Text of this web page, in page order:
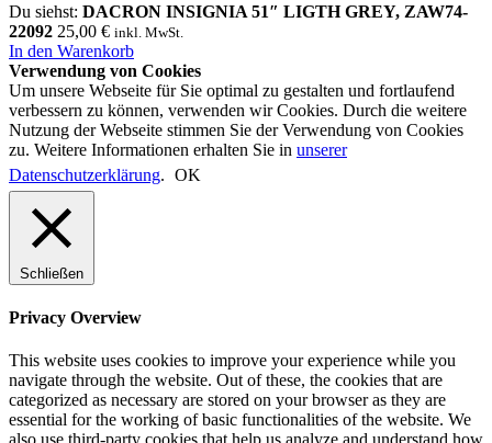
Du siehst: DACRON INSIGNIA 51″ LIGTH GREY, ZAW74-
22092 25,00 € inkl. MwSt.
In den Warenkorb
Verwendung von Cookies
Um unsere Webseite für Sie optimal zu gestalten und fortlaufend
verbessern zu können, verwenden wir Cookies. Durch die weitere
Nutzung der Webseite stimmen Sie der Verwendung von Cookies
zu. Weitere Informationen erhalten Sie in unserer
Datenschutzerklärung. OK
Schließen
Privacy Overview
This website uses cookies to improve your experience while you
navigate through the website. Out of these, the cookies that are
categorized as necessary are stored on your browser as they are
essential for the working of basic functionalities of the website. We